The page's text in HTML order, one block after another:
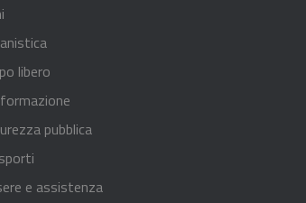
libero
pubblica
e assistenza